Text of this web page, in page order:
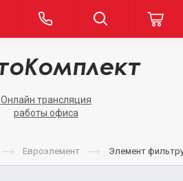
Онлайн трансляция
работы офиса
Евроэлемент Элемент